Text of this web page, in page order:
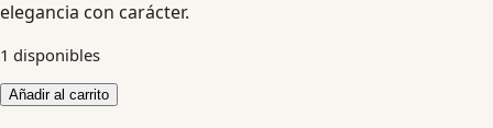
elegancia con carácter.
1 disponibles
Añadir al carrito